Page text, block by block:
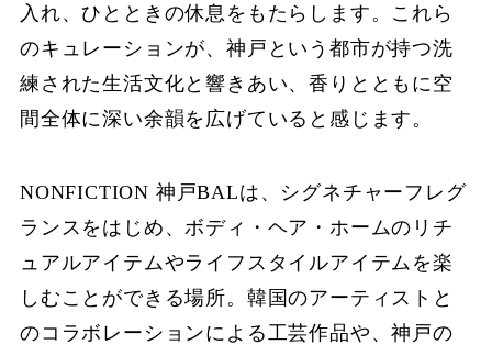
入れ、ひとときの休息をもたらします。これら
のキュレーションが、神戸という都市が持つ洗
練された生活文化と響きあい、香りとともに空
間全体に深い余韻を広げていると感じます。
NONFICTION 神戸BALは、シグネチャーフレグ
ランスをはじめ、ボディ・ヘア・ホームのリチ
ュアルアイテムやライフスタイルアイテムを楽
しむことができる場所。韓国のアーティストと
のコラボレーションによる工芸作品や、神戸の